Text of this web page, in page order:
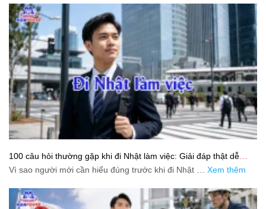
100 câu hỏi thường gặp khi đi Nhật làm việc: Giải đáp thật dễ
hiểu cho người mới bắt đầu
Vì sao người mới cần hiểu đúng trước khi đi Nhật … Xem thêm